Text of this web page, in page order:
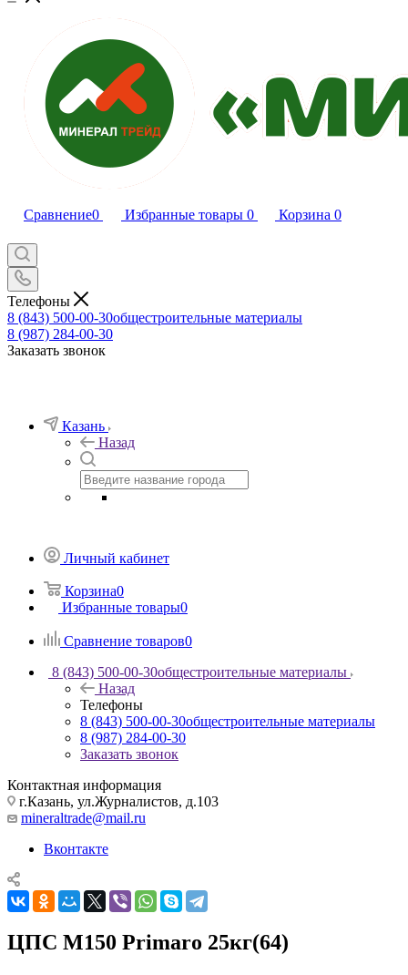
Сравнение0 Избранные товары 0 Корзина 0
Телефоны
8 (843) 500-00-30общестроительные материалы
8 (987) 284-00-30
Заказать звонок
Казань
Назад
Личный кабинет
Корзина0
Избранные товары0
Сравнение товаров0
8 (843) 500-00-30общестроительные материалы
Назад
Телефоны
8 (843) 500-00-30общестроительные материалы
8 (987) 284-00-30
Заказать звонок
Контактная информация
г.Казань, ул.Журналистов, д.103
mineraltrade@mail.ru
Вконтакте
ЦПС М150 Primaro 25кг(64)